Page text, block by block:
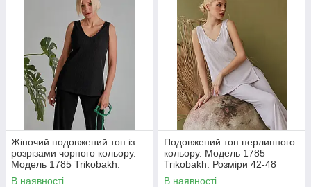
Жіночий подовжений топ із
розрізами чорного кольору.
Модель 1785 Trikobakh.
Розмір 42-44
В наявності
Подовжений топ перлинного
кольору. Модель 1785
Trikobakh. Розміри 42-48
В наявності